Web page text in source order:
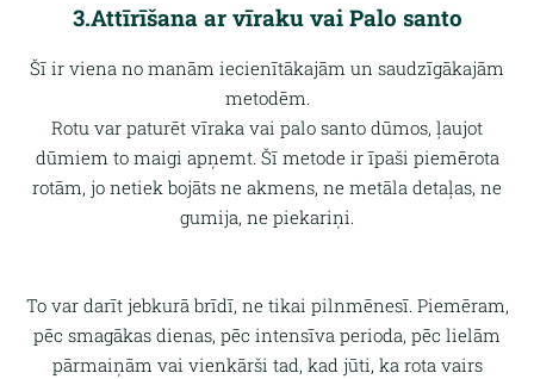
3.Attīrīšana ar vīraku vai Palo santo
Šī ir viena no manām iecienītākajām un saudzīgākajām
metodēm.
Rotu var paturēt vīraka vai palo santo dūmos, ļaujot
dūmiem to maigi apņemt. Šī metode ir īpaši piemērota
rotām, jo netiek bojāts ne akmens, ne metāla detaļas, ne
gumija, ne piekariņi.
To var darīt jebkurā brīdī, ne tikai pilnmēnesī. Piemēram,
pēc smagākas dienas, pēc intensīva perioda, pēc lielām
pārmaiņām vai vienkārši tad, kad jūti, ka rota vairs